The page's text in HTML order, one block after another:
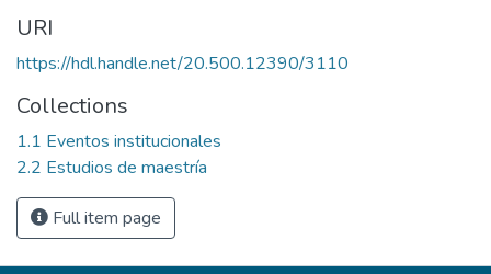
URI
https://hdl.handle.net/20.500.12390/3110
Collections
1.1 Eventos institucionales
2.2 Estudios de maestría
Full item page